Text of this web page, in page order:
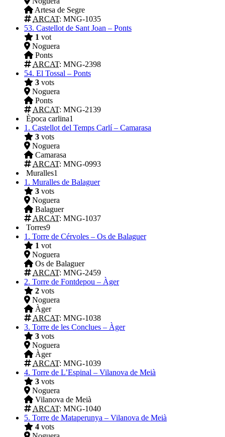
Artesa de Segre
ARCAT: MNG-1035
53. Castellot de Sant Joan – Ponts
1 vot
Noguera
Ponts
ARCAT: MNG-2398
54. El Tossal – Ponts
3 vots
Noguera
Ponts
ARCAT: MNG-2139
Època carlina1
1. Castellot del Temps Carlí – Camarasa
3 vots
Noguera
Camarasa
ARCAT: MNG-0993
Muralles1
1. Muralles de Balaguer
3 vots
Noguera
Balaguer
ARCAT: MNG-1037
Torres9
1. Torre de Cérvoles – Os de Balaguer
1 vot
Noguera
Os de Balaguer
ARCAT: MNG-2459
2. Torre de Fontdepou – Àger
2 vots
Noguera
Àger
ARCAT: MNG-1038
3. Torre de les Conclues – Àger
3 vots
Noguera
Àger
ARCAT: MNG-1039
4. Torre de L’Espinal – Vilanova de Meià
3 vots
Noguera
Vilanova de Meià
ARCAT: MNG-1040
5. Torre de Mataperunya – Vilanova de Meià
4 vots